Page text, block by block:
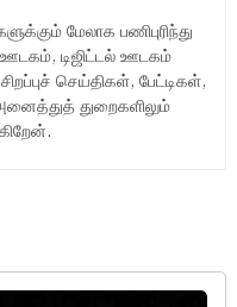
மேலாக பணிபுரிந்து
டிஜிட்டல் ஊடகம்
செய்திகள், பேட்டிகள்,
துறைகளிலும்